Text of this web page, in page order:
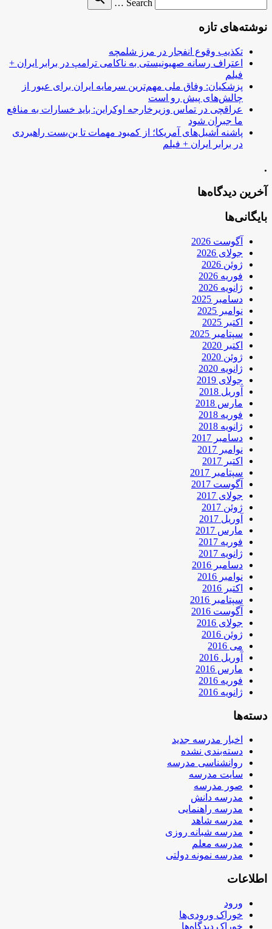
Search …
نوشته‌های تازه
تکذیب وقوع انفجار در مرز شلمچه
اعتراف رسانه صهیونیستی به ناکامی ترامپ در برابر ایران +
فیلم
پزشکیان: وفاق ملی مهم‌ترین سرمایه ایران برای عبور از
چالش‌های پیش رو است
عراقچی در تماس وزیرخارجه اوکراین: باید خسارات به منافع
ما جبران شود
پاشنه آشیل‌های آمریکا؛ از کمبود مهمات تا بن‌بست راهبردی
در برابر ایران + فیلم
.
آخرین دیدگاه‌ها
بایگانی‌ها
آگوست 2026
جولای 2026
ژوئن 2026
فوریه 2026
ژانویه 2026
دسامبر 2025
نوامبر 2025
اکتبر 2025
سپتامبر 2025
اکتبر 2020
ژوئن 2020
ژانویه 2020
جولای 2019
آوریل 2018
مارس 2018
فوریه 2018
ژانویه 2018
دسامبر 2017
نوامبر 2017
اکتبر 2017
سپتامبر 2017
آگوست 2017
جولای 2017
ژوئن 2017
آوریل 2017
مارس 2017
فوریه 2017
ژانویه 2017
دسامبر 2016
نوامبر 2016
اکتبر 2016
سپتامبر 2016
آگوست 2016
جولای 2016
ژوئن 2016
می 2016
آوریل 2016
مارس 2016
فوریه 2016
ژانویه 2016
دسته‌ها
اخبار مدرسه جدید
دسته‌بندی نشده
روانشناسی مدرسه
سایت مدرسه
صور مدرسه
مدرسه دانش
مدرسه راهنمایی
مدرسه شاهد
مدرسه شبانه روزی
مدرسه معلم
مدرسه نمونه دولتی
اطلاعات
ورود
خوراک ورودی‌ها
خوراک دیدگاه‌ها